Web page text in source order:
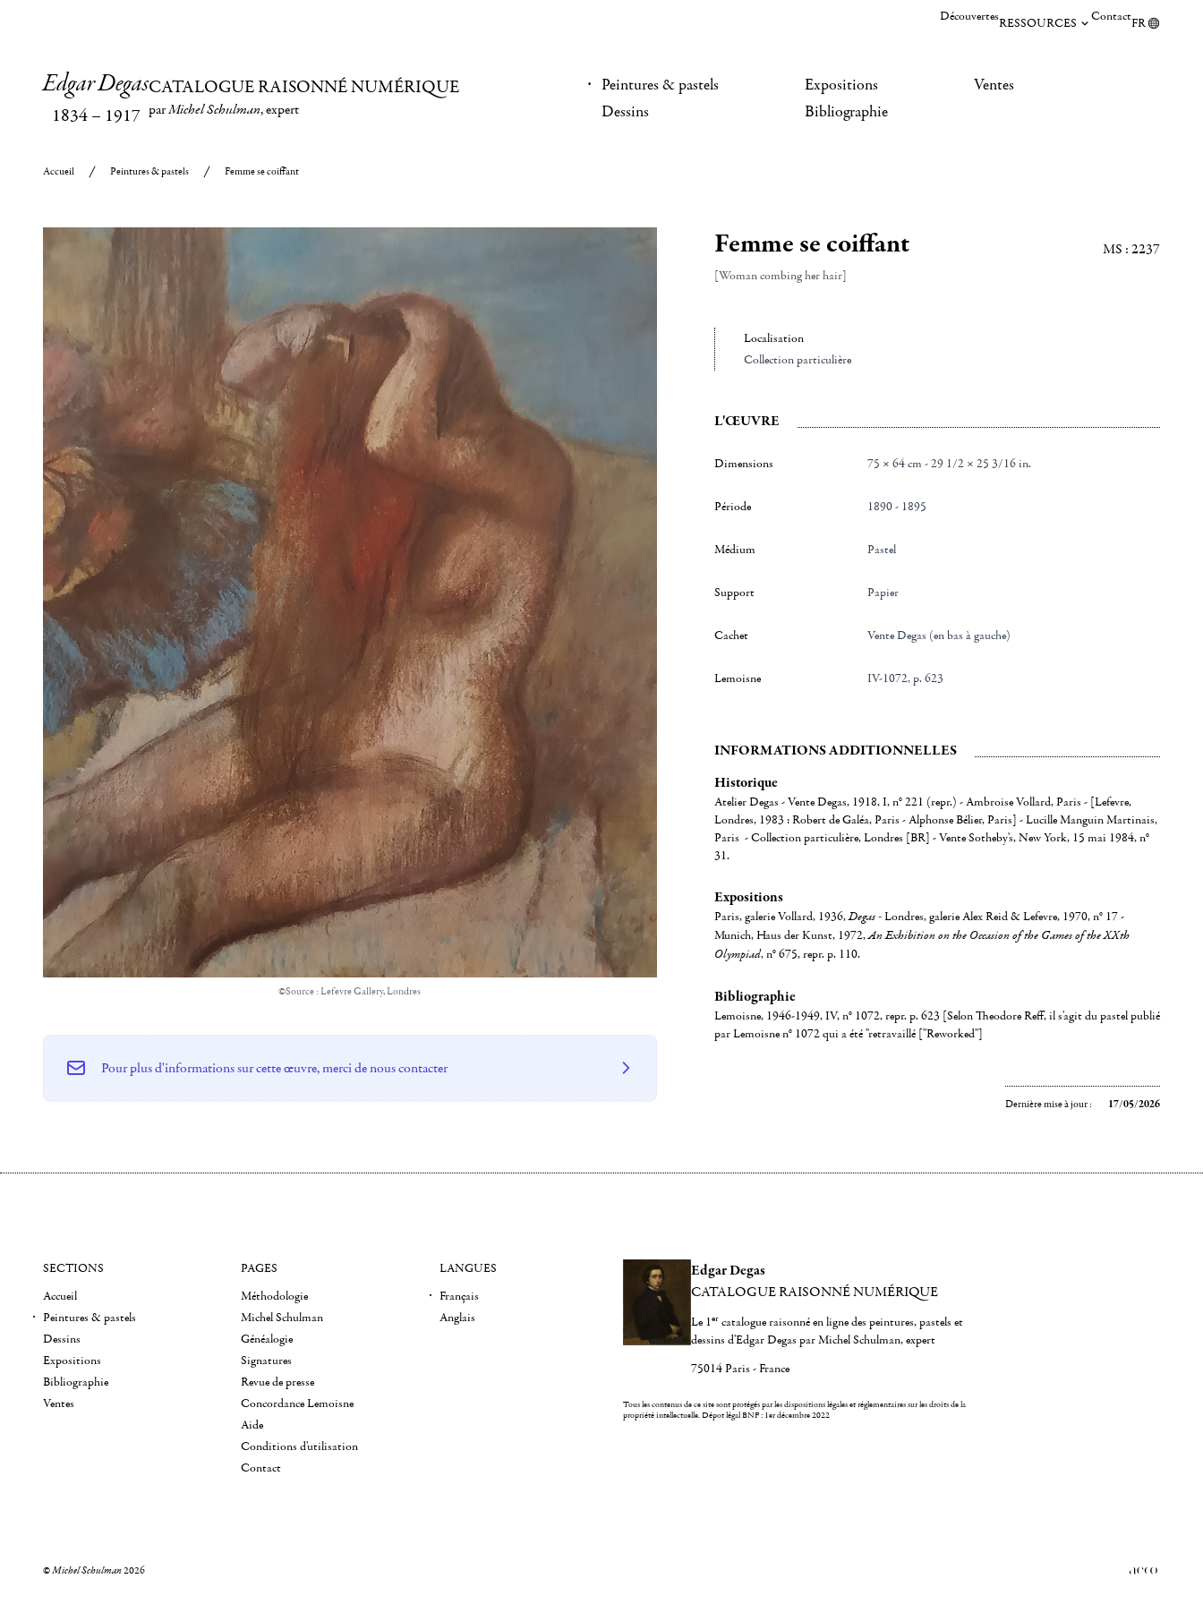
DécouvertesRESSOURCES ContactFR
Edgar Degas
1834– 1917
CATALOGUE RAISONNÉ NUMÉRIQUE
parMichel Schulman, expert
Peintures & pastels
Dessins
Expositions
Bibliographie
Ventes
Accueil Peintures & pastels Femme se coiffant
©Source : Lefevre Gallery, Londres
Femme se coiffant
[Woman combing her hair]
MS : 2237
Localisation
Collection particulière
L'ŒUVRE
Dimensions 75 × 64 cm - 29 1/2 × 25 3/16 in.
Période 1890 - 1895
Médium Pastel
Support Papier
Cachet Vente Degas (en bas à gauche)
Lemoisne IV-1072, p. 623
INFORMATIONS ADDITIONNELLES
Historique
Atelier Degas - Vente Degas, 1918, I, n° 221 (repr.) - Ambroise Vollard, Paris - [Lefevre,
Londres, 1983 : Robert de Galéa, Paris - Alphonse Bélier, Paris] - Lucille Manguin Martinais,
Paris - Collection particulière, Londres [BR] - Vente Sotheby's, New York, 15 mai 1984, n°
31.
Expositions
Paris, galerie Vollard, 1936,Degas -Londres, galerie Alex Reid & Lefevre, 1970, n° 17 -
Munich, Haus der Kunst, 1972,An Exhibition on the Occasion of the Games of the XXth
Olympiad, n° 675, repr. p. 110.
Bibliographie
Lemoisne, 1946-1949, IV, n° 1072, repr. p. 623 [Selon Theodore Reff, il s'agit du pastel publié
par Lemoisne n° 1072 qui a été "retravaillé ["Reworked"]
Dernière mise à jour : 17/05/2026
Pour plus d'informations sur cette œuvre, merci de nous contacter
Edgar Degas
CATALOGUE RAISONNÉ NUMÉRIQUE
Le 1er catalogue raisonné en ligne des peintures, pastels et
dessins d'Edgar Degas par Michel Schulman, expert
75014 Paris - France
Tous les contenus de ce site sont protégés par les dispositions légales et réglementaires sur les droits de la
propriété intellectuelle.Dépot légal BNF : 1er décembre 2022
SECTIONS
Accueil
Peintures & pastels
Dessins
Expositions
Bibliographie
Ventes
PAGES
Méthodologie
Michel Schulman
Généalogie
Signatures
Revue de presse
Concordance Lemoisne
Aide
Conditions d'utilisation
Contact
LANGUES
Français
Anglais
©Michel Schulman2026